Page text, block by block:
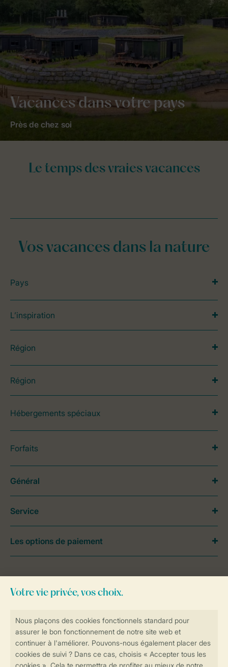
Vacances dans votre pays
Près de chez soi
Vos vacances dans la nature
Pays
L’inspiration
Région
Région
Hébergements spéciaux
Forfaits
contactez notreContact Center.
Général
Service
Les options de paiement